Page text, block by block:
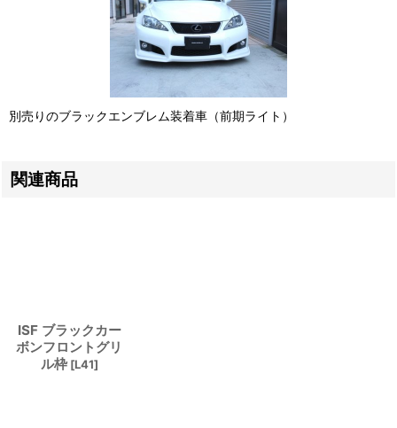
別売りのブラックエンブレム装着車（前期ライト）
関連商品
ISF ブラックカー
ボンフロントグリ
ル枠 [L41]